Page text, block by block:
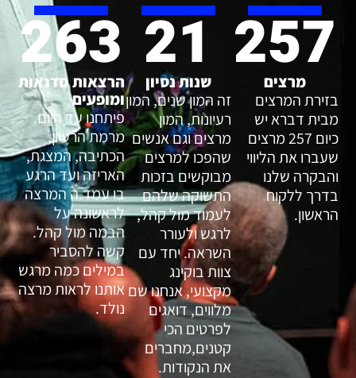
מרצים
257
בזירת המרצים
מבית דברא יש
כיום 257 מרצים
שעברו את הליווי
והבקרה שלנו
בדרך ללקוח
הראשון.
שנות נסיון
21
זה המון שנים, המון
רעיונות, המון
מרצים וגם אנשים
שהפכו למרצים
מבוקשים בזכות
התשוקה שלהם
לעמוד מול קהל,
לרגש ולעורר
השראה. יחד עם
צוות בוקינג
מקצועי, אנחנו שם
מלווים, דואגים
לפרטים הכי
קטנים,מחברים
את הנקודות.
הרצאות סדנאות
ומופעים
263
פיתחנו עד היום.
מרמת הרעיון,
הכתיבה, המצגת,
האריזה ועד הרגע
בו עמד.ה המרצה
לראשונה על
הבמה מול קהל.
קשה להסביר
במילים כמה מרגש
אותנו לראות מרצה
נולד.